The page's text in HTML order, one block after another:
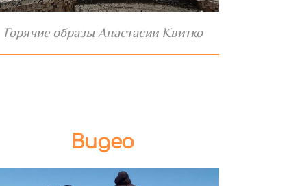
Горячие образы Анастасии Квитко
Видео